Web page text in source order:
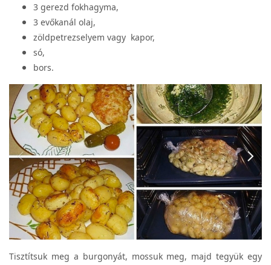
3 gerezd fokhagyma,
3 evőkanál olaj,
zöldpetrezselyem vagy kapor,
só,
bors.
Tisztítsuk meg a burgonyát, mossuk meg, majd tegyük egy